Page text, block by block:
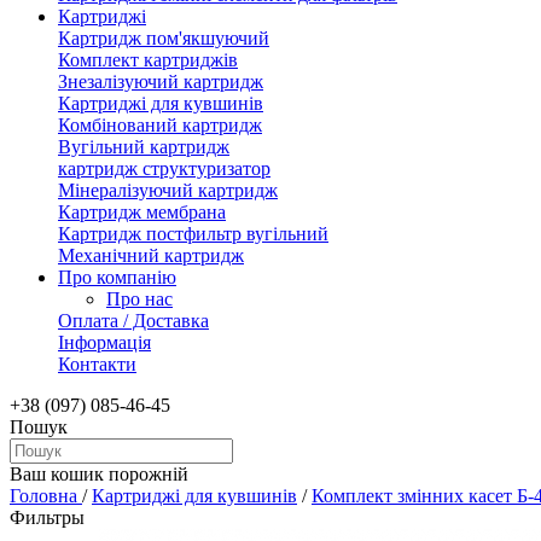
Картриджі
Картридж пом'якшуючий
Комплект картриджів
Знезалізуючий картридж
Картриджі для кувшинів
Комбінований картридж
Вугільний картридж
картридж структуризатор
Мінералізуючий картридж
Картридж мембрана
Картридж постфильтр вугільний
Механічний картридж
Про компанію
Про нас
Оплата / Доставка
Інформація
Контакти
+38 (097) 085-46-45
Пошук
Ваш кошик порожній
Головна /Картриджі для кувшинів /Комплект змінних касет Б-
Фильтры